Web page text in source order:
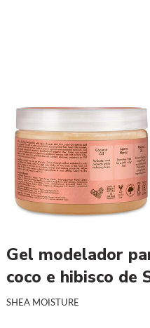
Gel modelador
coco e hibisco de
SHEA MOISTURE